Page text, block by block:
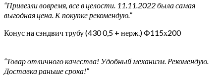
“Привезли вовремя, все в целости. 11.11.2022 была самая
выгодная цена. К покупке рекомендую.”
Конус на сэндвич трубу (430 0,5 + нерж.) Ф115х200
“Товар отличного качества! Удобный механизм. Рекомендую.
Доставка раньше срока!”